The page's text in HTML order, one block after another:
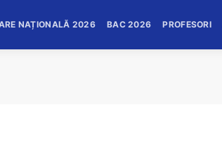
NAȚIONALĂ 2026 BAC 2026 PROFESORI